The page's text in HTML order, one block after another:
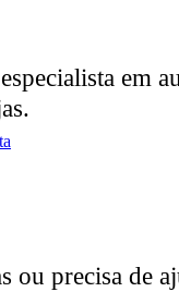
em
ou precisa de